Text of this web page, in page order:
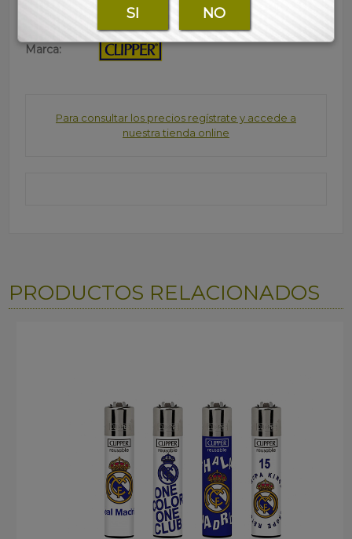
Marca:
Para consultar los precios regístrate y accede a
nuestra tienda online
PRODUCTOS RELACIONADOS
SI NO